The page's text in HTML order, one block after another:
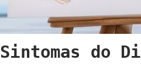
Sintomas do